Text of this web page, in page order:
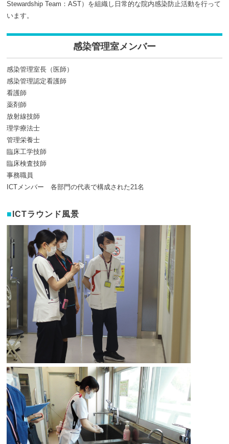
Stewardship Team：AST）を組織し日常的な院内感染防止活動を行って
います。
感染管理室メンバー
感染管理室長（医師）
感染管理認定看護師
看護師
薬剤師
放射線技師
理学療法士
管理栄養士
臨床工学技師
臨床検査技師
事務職員
ICTメンバー 各部門の代表で構成された21名
ICTラウンド風景